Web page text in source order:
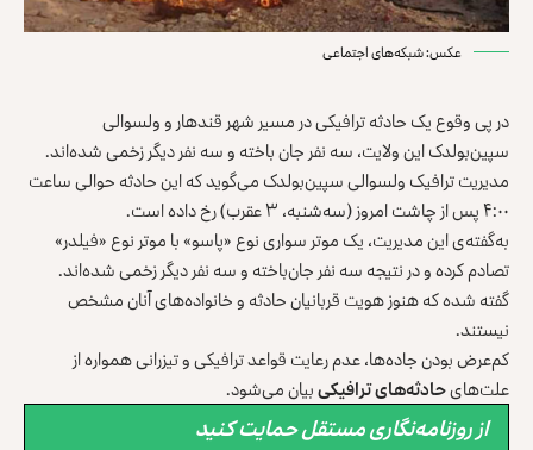
عکس: شبکه‌های اجتماعی
در پی وقوع یک حادثه ترافیکی در مسیر شهر قندهار و ولسوالی
سپین‌بولدک این ولایت، سه نفر جان باخته و سه نفر دیگر زخمی شده‌اند.
مدیریت ترافیک ولسوالی سپین‌بولدک می‌گوید که این حادثه حوالی ساعت
۴:۰۰ پس از چاشت امروز (سه‌شنبه، ۳ عقرب) رخ داده است.
به‌گفته‌ی این مدیریت، یک موتر سواری نوع «پاسو» با موتر نوع «فیلدر»
تصادم کرده و در نتیجه سه نفر جان‌باخته و سه نفر دیگر زخمی شده‌اند.
گفته شده که هنوز هویت قربانیان حادثه و خانواده‌های آنان مشخص
نیستند.
کم‌عرض بودن جاده‌ها، عدم رعایت قواعد ترافیکی و تیز‌رانی همواره از
علت‌هایحادثه‌های ترافیکیبیان می‌شود.
از روزنامه‌نگاری مستقل حمایت کنید